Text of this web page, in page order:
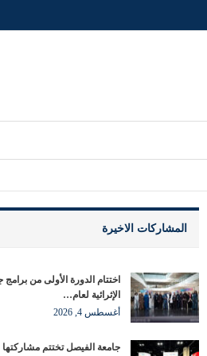
المشاركات الاخيرة
اختتام الدورة الأولى من
الإثرائية لعام…
أغسطس 4, 2026
جامعة الفيصل تختتم